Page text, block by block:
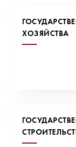
ХОЗЯЙСТВА